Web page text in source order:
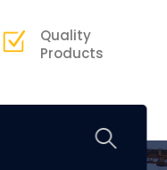
Quality
Products